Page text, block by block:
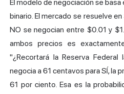
El modelo de negociación se
binario. El mercado se resuelve
NO se negocian entre $0.01 y
ambos precios es
"¿Recortará la Reserva
negocia a 61 centavos para SÍ, la
61 por ciento. Esa es la